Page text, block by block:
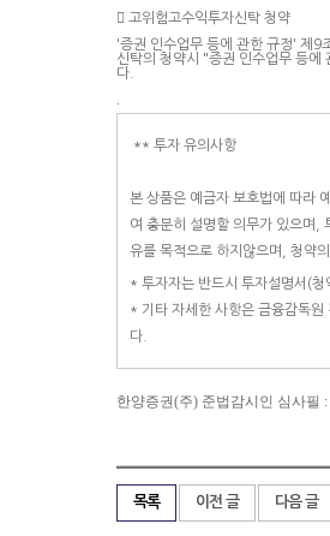
 고위험고수익투자신탁 청약
'증권 인수업무 등에 관한 규정' 제9
신탁의 청약시 "증권 인수업무 등에
다.
.
** 투자 유의사항
본 상품은 예금자 보호법에 따라
여 충분히 설명할 의무가 있으며,
유를 목적으로 하지않으며, 청약
* 투자자는 반드시 투자설명서(
* 기타 자세한 사항은 금융감독원
다.
한양증권(주) 준법감시인 심사필 :
목록 이전 글 다음 글